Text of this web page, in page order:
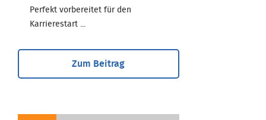
Perfekt vorbereitet für den
Karrierestart ...
Zum Beitrag